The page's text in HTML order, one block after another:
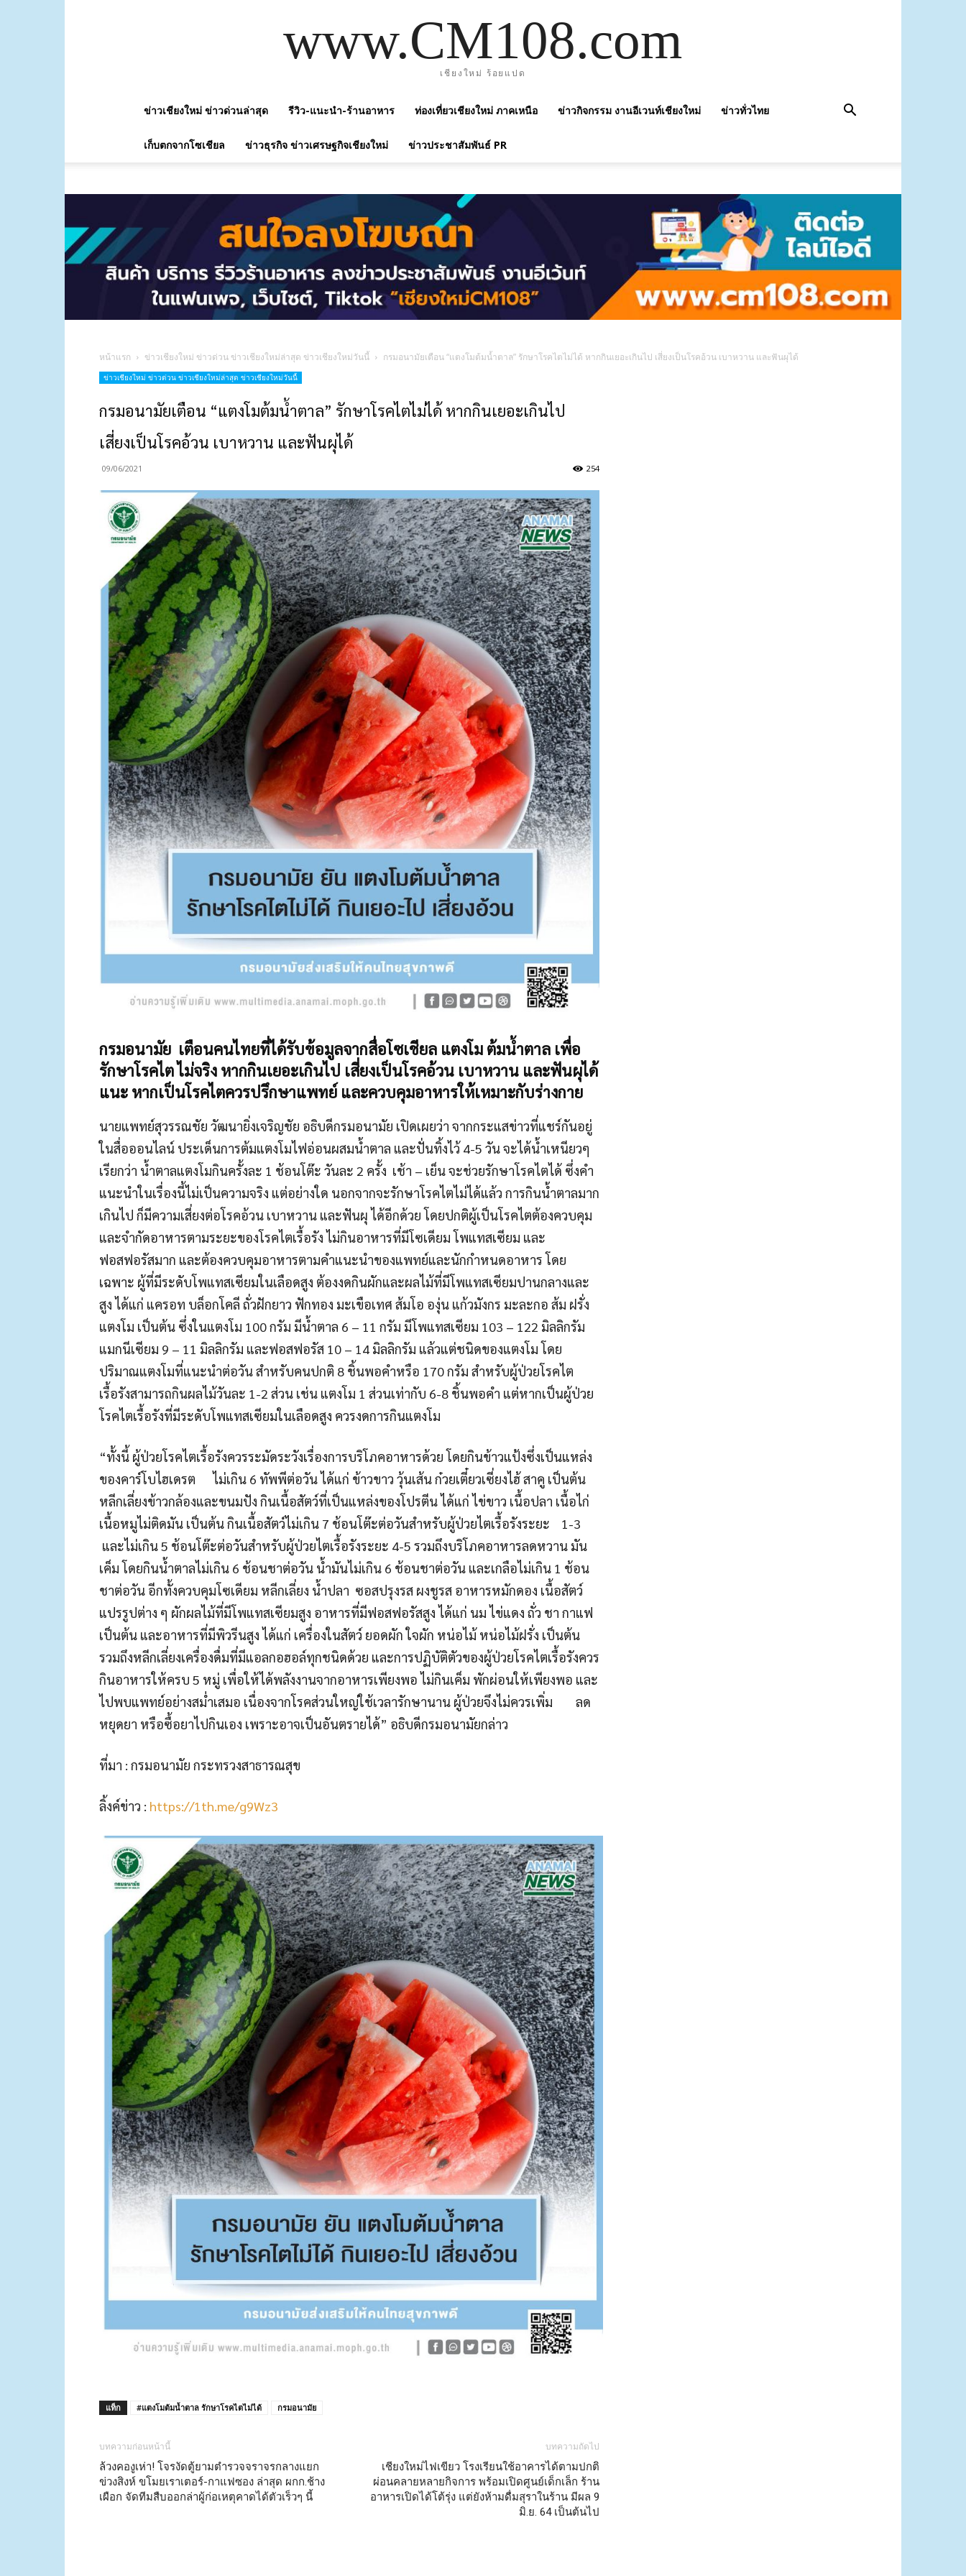
www.CM108.com
เชียงใหม่ ร้อยแปด
ข่าวเชียงใหม่ ข่าวด่วนล่าสุด รีวิว-แนะนำ-ร้านอาหาร ท่องเที่ยวเชียงใหม่ ภาคเหนือ ข่าวกิจกรรม งานอีเวนท์เชียงใหม่ ข่าวทั่วไทย
เก็บตกจากโซเชียล ข่าวธุรกิจ ข่าวเศรษฐกิจเชียงใหม่ ข่าวประชาสัมพันธ์ PR
หน้าแรก ข่าวเชียงใหม่ ข่าวด่วน ข่าวเชียงใหม่ล่าสุด ข่าวเชียงใหม่วันนี้ กรมอนามัยเตือน “แตงโมต้มน้ำตาล” รักษาโรคไตไม่ได้ หากกินเยอะเกินไป เสี่ยงเป็นโรคอ้วน เบาหวาน และฟันผุได้
ข่าวเชียงใหม่ ข่าวด่วน ข่าวเชียงใหม่ล่าสุด ข่าวเชียงใหม่วันนี้
กรมอนามัยเตือน “แตงโมต้มน้ำตาล” รักษาโรคไตไม่ได้ หากกินเยอะเกินไป
เสี่ยงเป็นโรคอ้วน เบาหวาน และฟันผุได้
09/06/2021 254
กรมอนามัย เตือนคนไทยที่ได้รับข้อมูลจากสื่อโซเชียล แตงโม ต้มน้ำตาล เพื่อ
รักษาโรคไต ไม่จริง หากกินเยอะเกินไป เสี่ยงเป็นโรคอ้วน เบาหวาน และฟันผุได้
แนะ หากเป็นโรคไตควรปรึกษาแพทย์ และควบคุมอาหารให้เหมาะกับร่างกาย
นายแพทย์สุวรรณชัย วัฒนายิ่งเจริญชัย อธิบดีกรมอนามัย เปิดเผยว่า จากกระแสข่าวที่แชร์กันอยู่
ในสื่อออนไลน์ ประเด็นการต้มแตงโมไฟอ่อนผสมน้ำตาล และปั่นทิ้งไว้ 4-5 วัน จะได้น้ำเหนียวๆ
เรียกว่า น้ำตาลแตงโมกินครั้งละ 1 ช้อนโต๊ะ วันละ 2 ครั้ง เช้า – เย็น จะช่วยรักษาโรคไตได้ ซึ่งคำ
แนะนำในเรื่องนี้ไม่เป็นความจริง แต่อย่างใด นอกจากจะรักษาโรคไตไม่ได้แล้ว การกินน้ำตาลมาก
เกินไป ก็มีความเสี่ยงต่อโรคอ้วน เบาหวาน และฟันผุ ได้อีกด้วย โดยปกติผู้เป็นโรคไตต้องควบคุม
และจำกัดอาหารตามระยะของโรคไตเรื้อรัง ไม่กินอาหารที่มีโซเดียม โพแทสเซียม และ
ฟอสฟอรัสมาก และต้องควบคุมอาหารตามคำแนะนำของแพทย์และนักกำหนดอาหาร โดย
เฉพาะ ผู้ที่มีระดับโพแทสเซียมในเลือดสูง ต้องงดกินผักและผลไม้ที่มีโพแทสเซียมปานกลางและ
สูง ได้แก่ แครอท บล็อกโคลี ถั่วฝักยาว ฟักทอง มะเขือเทศ ส้มโอ องุ่น แก้วมังกร มะละกอ ส้ม ฝรั่ง
แตงโม เป็นต้น ซึ่งในแตงโม 100 กรัม มีน้ำตาล 6 – 11 กรัม มีโพแทสเซียม 103 – 122 มิลลิกรัม
แมกนีเซียม 9 – 11 มิลลิกรัม และฟอสฟอรัส 10 – 14 มิลลิกรัม แล้วแต่ชนิดของแตงโม โดย
ปริมาณแตงโมที่แนะนำต่อวัน สำหรับคนปกติ 8 ชิ้นพอคำหรือ 170 กรัม สำหรับผู้ป่วยโรคไต
เรื้อรังสามารถกินผลไม้วันละ 1-2 ส่วน เช่น แตงโม 1 ส่วนเท่ากับ 6-8 ชิ้นพอคำ แต่หากเป็นผู้ป่วย
โรคไตเรื้อรังที่มีระดับโพแทสเซียมในเลือดสูง ควรงดการกินแตงโม
“ทั้งนี้ ผู้ป่วยโรคไตเรื้อรังควรระมัดระวังเรื่องการบริโภคอาหารด้วย โดยกินข้าวแป้งซึ่งเป็นแหล่ง
ของคาร์โบไฮเดรต ไม่เกิน 6 ทัพพีต่อวัน ได้แก่ ข้าวขาว วุ้นเส้น ก๋วยเตี๋ยวเซี่ยงไฮ้ สาคู เป็นต้น
หลีกเลี่ยงข้าวกล้องและขนมปัง กินเนื้อสัตว์ที่เป็นแหล่งของโปรตีน ได้แก่ ไข่ขาว เนื้อปลา เนื้อไก่
เนื้อหมูไม่ติดมัน เป็นต้น กินเนื้อสัตว์ไม่เกิน 7 ช้อนโต๊ะต่อวันสำหรับผู้ป่วยไตเรื้อรังระยะ 1-3
และไม่เกิน 5 ช้อนโต๊ะต่อวันสำหรับผู้ป่วยไตเรื้อรังระยะ 4-5 รวมถึงบริโภคอาหารลดหวาน มัน
เค็ม โดยกินน้ำตาลไม่เกิน 6 ช้อนชาต่อวัน น้ำมันไม่เกิน 6 ช้อนชาต่อวัน และเกลือไม่เกิน 1 ช้อน
ชาต่อวัน อีกทั้งควบคุมโซเดียม หลีกเลี่ยง น้ำปลา ซอสปรุงรส ผงชูรส อาหารหมักดอง เนื้อสัตว์
แปรรูปต่าง ๆ ผักผลไม้ที่มีโพแทสเซียมสูง อาหารที่มีฟอสฟอรัสสูง ได้แก่ นม ไข่แดง ถั่ว ชา กาแฟ
เป็นต้น และอาหารที่มีพิวรีนสูง ได้แก่ เครื่องในสัตว์ ยอดผัก ใจผัก หน่อไม้ หน่อไม้ฝรั่ง เป็นต้น
รวมถึงหลีกเลี่ยงเครื่องดื่มที่มีแอลกอฮอล์ทุกชนิดด้วย และการปฏิบัติตัวของผู้ป่วยโรคไตเรื้อรังควร
กินอาหารให้ครบ 5 หมู่ เพื่อให้ได้พลังงานจากอาหารเพียงพอ ไม่กินเค็ม พักผ่อนให้เพียงพอ และ
ไปพบแพทย์อย่างสม่ำเสมอ เนื่องจากโรคส่วนใหญ่ใช้เวลารักษานาน ผู้ป่วยจึงไม่ควรเพิ่ม ลด
หยุดยา หรือซื้อยาไปกินเอง เพราะอาจเป็นอันตรายได้” อธิบดีกรมอนามัยกล่าว
ที่มา : กรมอนามัย กระทรวงสาธารณสุข
ลิ้งค์ข่าว : https://1th.me/g9Wz3
แท็ก #แตงโมต้มน้ำตาล รักษาโรคไตไม่ได้ กรมอนามัย
บทความก่อนหน้านี้
ล้วงคองูเห่า! โจรงัดตู้ยามตำรวจจราจรกลางแยก
ข่วงสิงห์ ขโมยเราเตอร์-กาแฟซอง ล่าสุด ผกก.ช้าง
เผือก จัดทีมสืบออกล่าผู้ก่อเหตุคาดได้ตัวเร็วๆ นี้
บทความถัดไป
เชียงใหม่ไฟเขียว โรงเรียนใช้อาคารได้ตามปกติ
ผ่อนคลายหลายกิจการ พร้อมเปิดศูนย์เด็กเล็ก ร้าน
อาหารเปิดได้โต้รุ่ง แต่ยังห้ามดื่มสุราในร้าน มีผล 9
มิ.ย. 64 เป็นต้นไป